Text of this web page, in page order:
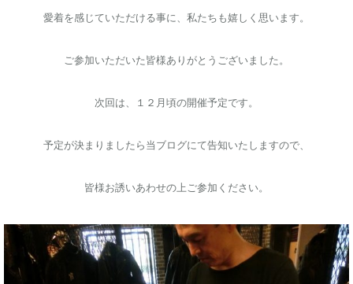
愛着を感じていただける事に、私たちも嬉しく思います。
ご参加いただいた皆様ありがとうございました。
次回は、１２月頃の開催予定です。
予定が決まりましたら当ブログにて告知いたしますので、
皆様お誘いあわせの上ご参加ください。